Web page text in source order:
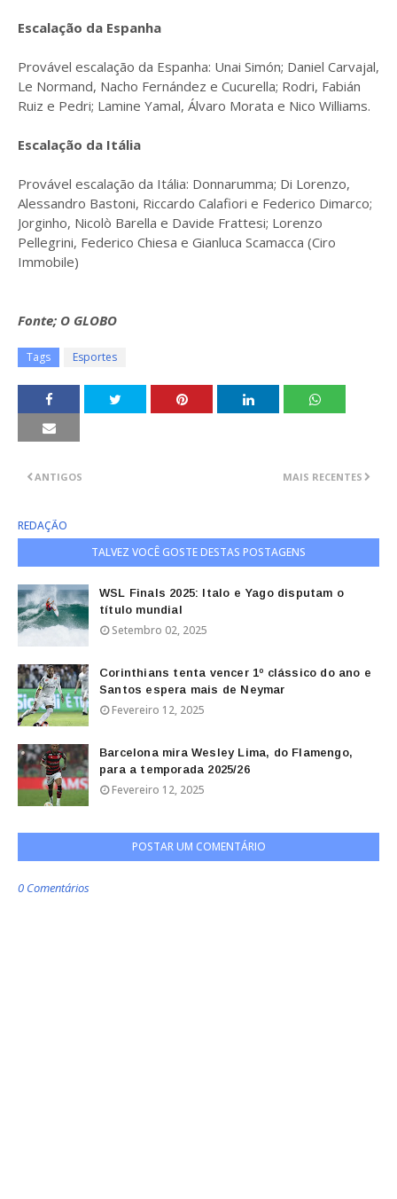
Escalação da Espanha
Provável escalação da Espanha: Unai Simón; Daniel Carvajal,
Le Normand, Nacho Fernández e Cucurella; Rodri, Fabián
Ruiz e Pedri; Lamine Yamal, Álvaro Morata e Nico Williams.
Escalação da Itália
Provável escalação da Itália: Donnarumma; Di Lorenzo,
Alessandro Bastoni, Riccardo Calafiori e Federico Dimarco;
Jorginho, Nicolò Barella e Davide Frattesi; Lorenzo
Pellegrini, Federico Chiesa e Gianluca Scamacca (Ciro
Immobile)
Fonte; O GLOBO
Tags Esportes
MAIS RECENTES
ANTIGOS
REDAÇÃO
TALVEZ VOCÊ GOSTE DESTAS POSTAGENS
WSL Finals 2025: Italo e Yago disputam o
título mundial
Setembro 02, 2025
Corinthians tenta vencer 1º clássico do ano e
Santos espera mais de Neymar
Fevereiro 12, 2025
Barcelona mira Wesley Lima, do Flamengo,
para a temporada 2025/26
Fevereiro 12, 2025
POSTAR UM COMENTÁRIO
0 Comentários